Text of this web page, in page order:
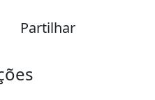
Partilhar